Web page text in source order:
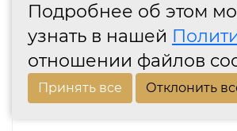
Подробнее об этом
узнать в нашей
отношении файлов
Принять все Отклонить